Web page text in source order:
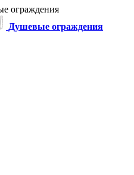
ограждения
Душевые ограждения